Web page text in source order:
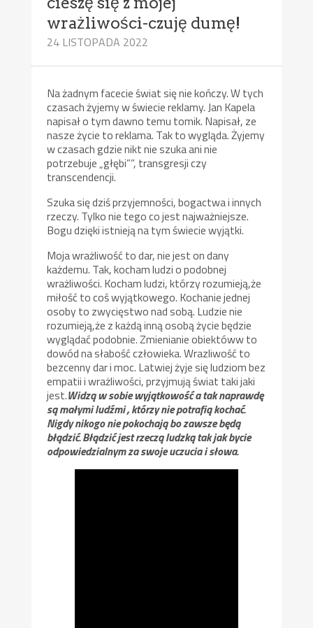
wrażliwości-czuję dumę!
24 LISTOPADA 2022
Na żadnym facecie świat się nie kończy. W tych
czasach żyjemy w świecie reklamy. Jan Kapela
napisał o tym dawno temu tomik. Napisał, ze
nasze życie to reklama. Tak to wygląda. Żyjemy
w czasach gdzie nikt nie szuka ani nie
potrzebuje „głębi””, transgresji czy
transcendencji.
Szuka się dziś przyjemności, bogactwa i innych
rzeczy. Tylko nie tego co jest najważniejsze.
Bogu dzięki istnieją na tym świecie wyjątki.
Moja wrażliwość to dar, nie jest on dany
każdemu. Tak, kocham ludzi o podobnej
wrażliwości. Kocham ludzi, którzy rozumieją,że
miłość to coś wyjątkowego. Kochanie jednej
osoby to zwycięstwo nad sobą. Ludzie nie
rozumieją,że z każdą inną osobą życie będzie
wyglądać podobnie. Zmienianie obiektóww to
dowód na słabość człowieka. Wrazliwość to
bezcenny dar i moc. Latwiej żyje się ludziom bez
empatii i wrażliwości, przyjmują świat taki jaki
jest.Widzą w sobie wyjątkowość a tak naprawdę
są małymi ludźmi , którzy nie potrafią kochać.
Nigdy nikogo nie pokochają bo zawsze będą
błądzić. Błądzić jest rzeczą ludzką tak jak bycie
odpowiedzialnym za swoje uczucia i słowa.